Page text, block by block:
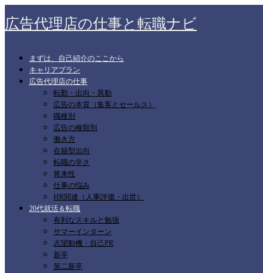
広告代理店の仕事と転職ナビ
まずは、自己紹介のここから
キャリアプラン
広告代理店の仕事
転勤・出向・異動
広告の本質（集客とセールス）
職種別
広告の種類別
働き方
在籍型出向
転職の辛さ
将来性
仕事の悩み
HR関連（人事評価・出世）
20代就活＆転職
有利なスキルと勉強
サマーインターン
志望動機・自己PR
新卒
第二新卒